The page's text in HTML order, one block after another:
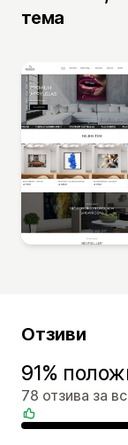
тема
Отзиви
91%
78 отзива за
Положителни